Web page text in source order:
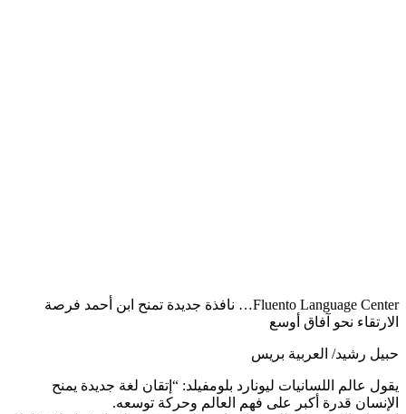
Fluento Language Center… نافذة جديدة تمنح ابن أحمد فرصة
الارتقاء نحو آفاق أوسع
حبيل رشيد/ العربية بريس
يقول عالم اللسانيات ليونارد بلومفيلد: “إتقان لغة جديدة يمنح
الإنسان قدرة أكبر على فهم العالم وحركة توسعه.